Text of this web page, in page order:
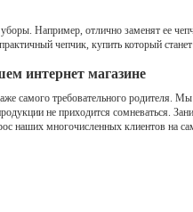
Например, отлично заменят ее
чепчик, купить который
интернет магазине
самого требовательного родителя.
не приходится сомневаться.
наших многочисленных клиентов на